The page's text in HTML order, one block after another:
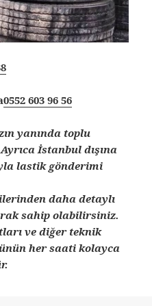
0552 603 96 56
yanında toplu
İstanbul dışına
lastik gönderimi
daha detaylı
sahip olabilirsiniz.
ve diğer teknik
her saati kolayca